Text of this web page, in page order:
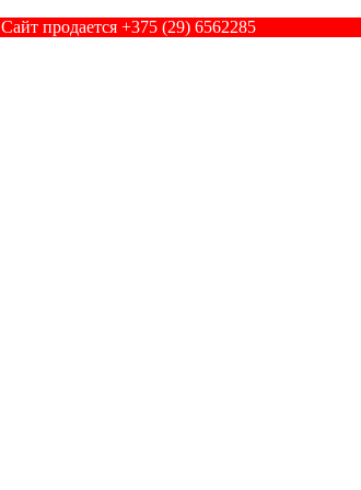
Сайт продается +375 (29) 6562285